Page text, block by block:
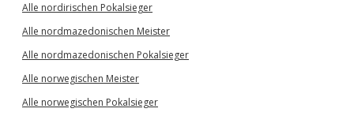
Alle nordirischen Pokalsieger
Alle nordmazedonischen Meister
Alle nordmazedonischen Pokalsieger
Alle norwegischen Meister
Alle norwegischen Pokalsieger